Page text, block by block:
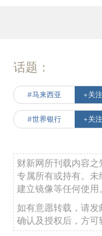
话题：
#马来西亚 +关注
#世界银行 +关注
财新网所刊载内容
专属所有或持有。
建立镜像等任何使用。
如有意愿转载，请发
确认及授权后，方可